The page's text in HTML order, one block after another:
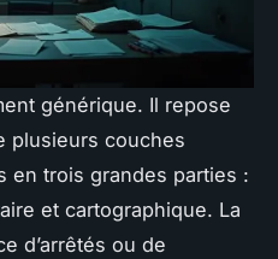
générique. Il repose
plusieurs couches
en trois grandes parties :
et cartographique. La
d’arrêtés ou de